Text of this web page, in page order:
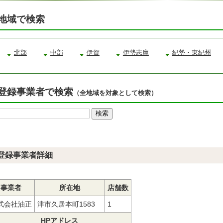
域で検索
北部 中部 伊賀 伊勢志摩 紀勢・東紀州
録事業者で検索 （全地域を対象として検索）
録事業者詳細
事業者 所在地 店舗数
会社油正 津市久居本町1583 1
HPアドレス